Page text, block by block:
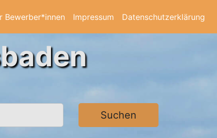
Bewerber*innen Impressum Datenschutzerklärung
Suchen